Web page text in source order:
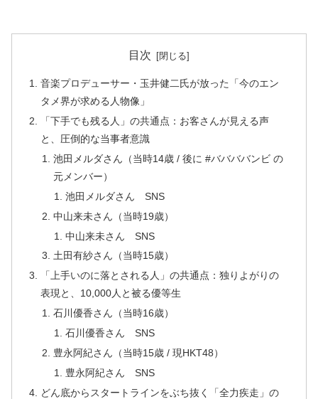
目次
音楽プロデューサー・玉井健二氏が放った「今のエン
タメ界が求める人物像」
「下手でも残る人」の共通点：お客さんが見える声
と、圧倒的な当事者意識
池田メルダさん（当時14歳 / 後に #ババババンビ の
元メンバー）
池田メルダさん SNS
中山来未さん（当時19歳）
中山来未さん SNS
土田有紗さん（当時15歳）
「上手いのに落とされる人」の共通点：独りよがりの
表現と、10,000人と被る優等生
石川優香さん（当時16歳）
石川優香さん SNS
豊永阿紀さん（当時15歳 / 現HKT48）
豊永阿紀さん SNS
どん底からスタートラインをぶち抜く「全力疾走」の